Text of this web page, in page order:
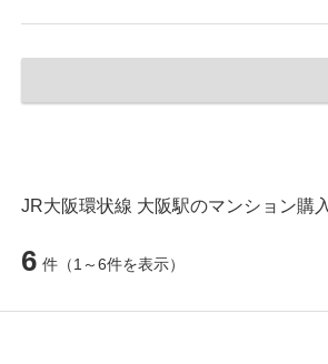
JR大阪環状線 大阪駅のマンション購
6 件 （1～6件を表示）